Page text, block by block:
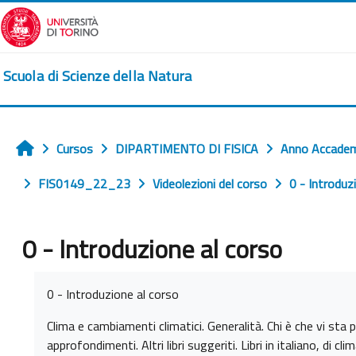
Salta al contenido principal
Scuola di Scienze della Natura
Inicio
Cursos DIPARTIMENTO DI FISICA Anno
FIS0149_22_23
Videolezioni del corso 0 -
0 - Introduzione al corso
0 - Introduzione al corso
Clima e cambiamenti climatici. Generalità. Chi è che vi
approfondimenti. Altri libri suggeriti. Libri in italiano, di